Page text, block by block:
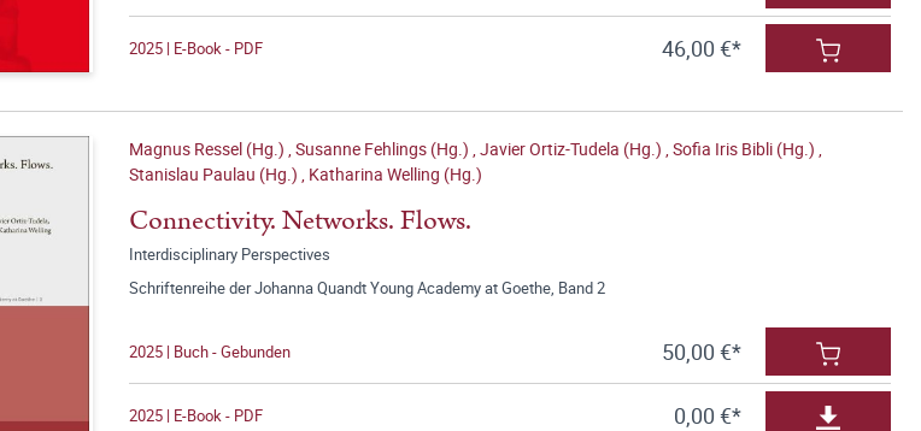
2025 | E-Book - PDF 46,00 €*
Magnus Ressel (Hg.) ,Susanne Fehlings (Hg.) ,Javier Ortiz-Tudela (Hg.) ,Sofia Iris Bibli (Hg.) ,
Stanislau Paulau (Hg.) , Katharina Welling (Hg.)
Connectivity. Networks. Flows.
Interdisciplinary Perspectives
Schriftenreihe der Johanna Quandt Young Academy at Goethe, Band 2
2025 | Buch - Gebunden 50,00 €*
2025 | E-Book - PDF 0,00 €*